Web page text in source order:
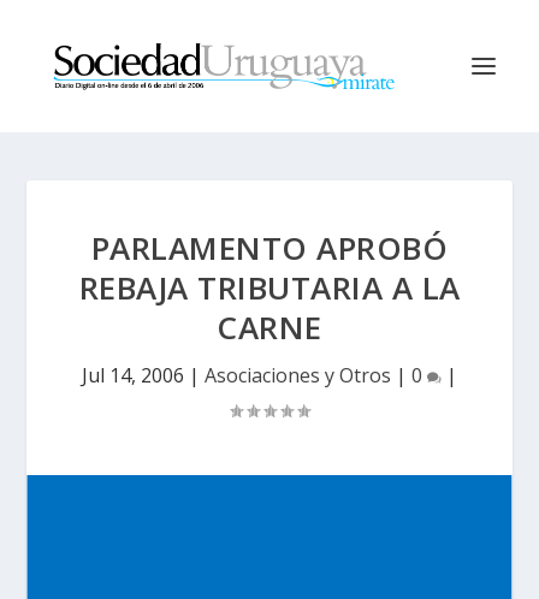
PARLAMENTO APROBÓ
REBAJA TRIBUTARIA A LA
CARNE
Jul 14, 2006 | Asociaciones y Otros | 0 |